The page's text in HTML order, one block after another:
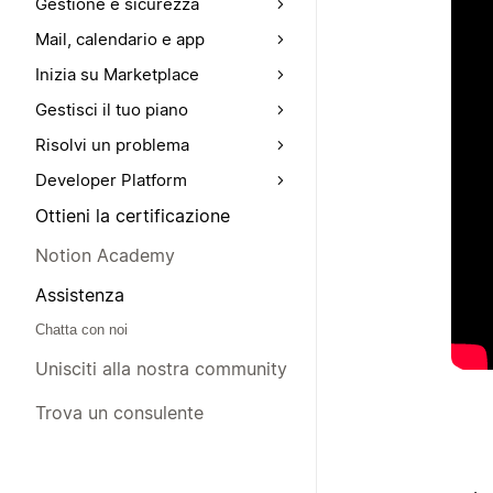
Mail, calendario e app
Inizia su Marketplace
Gestisci il tuo piano
Risolvi un problema
Developer Platform
Ottieni la certificazione
Notion Academy
Assistenza
Chatta con noi
Unisciti alla nostra community
Trova un consulente